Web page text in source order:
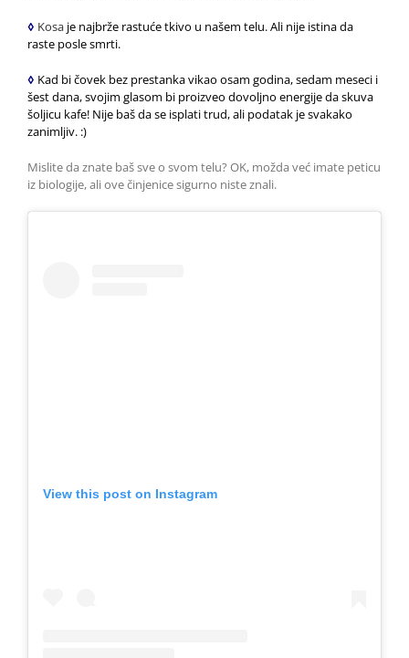
◊ Kosa je najbrže rastuće tkivo u našem telu. Ali nije istina da
raste posle smrti.
◊ Kad bi čovek bez prestanka vikao osam godina, sedam meseci i
šest dana, svojim glasom bi proizveo dovoljno energije da skuva
šoljicu kafe! Nije baš da se isplati trud, ali podatak je svakako
zanimljiv. :)
Mislite da znate baš sve o svom telu? OK, možda već imate peticu
iz biologije, ali ove činjenice sigurno niste znali.
View this post on Instagram